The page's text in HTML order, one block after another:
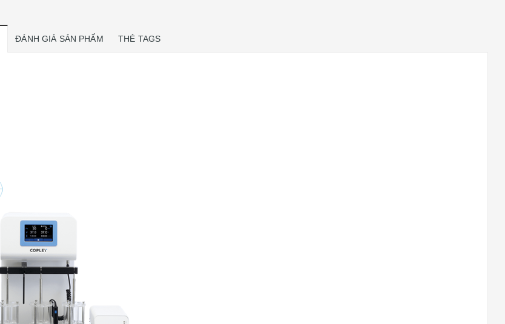
ĐÁNH GIÁ SẢN PHẨM THẺ TAGS